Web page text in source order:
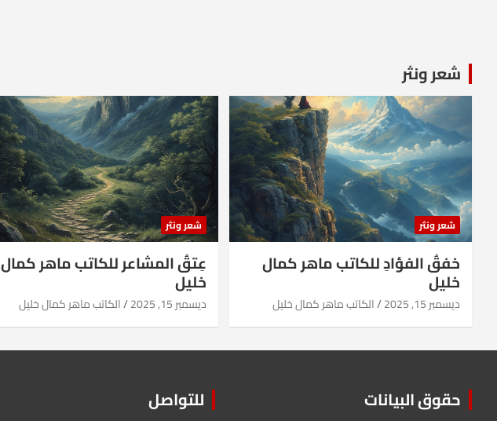
شعر ونثر
شعر ونثر
خفقُ الفؤادِ للكاتب ماهر كمال
خليل
ديسمبر 15, 2025 الكاتب ماهر كمال خليل
شعر ونثر
عِتقُ المشاعر للكاتب ماهر كمال
خليل
ديسمبر 15, 2025 الكاتب ماهر كمال خليل
حقوق البيانات للتواصل